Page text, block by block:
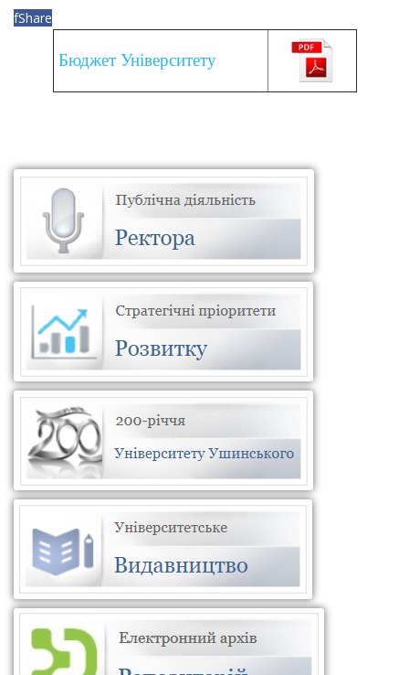
fShare
Бюджет Університету